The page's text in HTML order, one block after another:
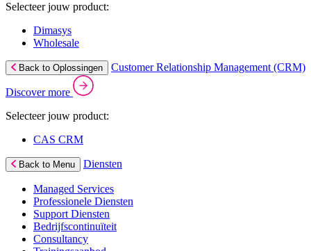
Selecteer jouw product:
Dimasys
Wholesale
Back to Oplossingen Customer Relationship Management (CRM)
Discover more
Selecteer jouw product:
CAS CRM
Back to Menu Diensten
Managed Services
Professionele Diensten
Support Diensten
Bedrijfscontinuïteit
Consultancy